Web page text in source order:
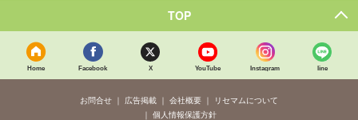
TOP
Home Facebook X YouTube Instagram line
お問合せ 広告掲載 会社概要
リセマムについて
個人情報保護方針